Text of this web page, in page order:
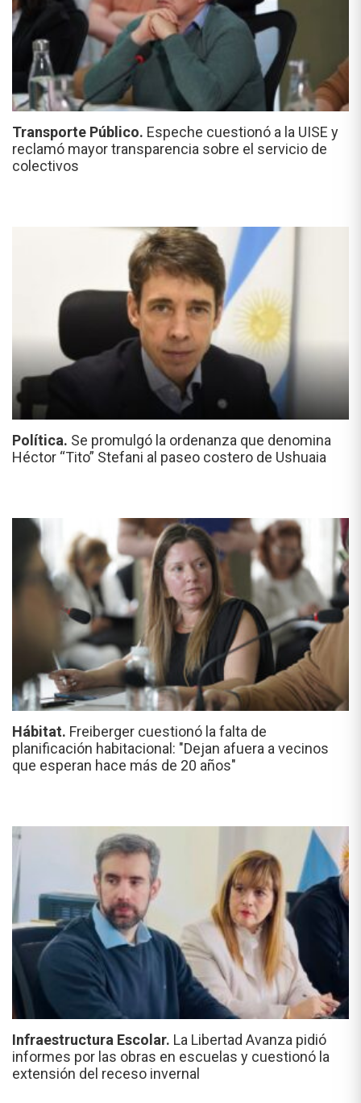
Transporte Público. Espeche cuestionó a la UISE y
reclamó mayor transparencia sobre el servicio de
colectivos
Política. Se promulgó la ordenanza que denomina
Héctor “Tito” Stefani al paseo costero de Ushuaia
Hábitat. Freiberger cuestionó la falta de
planificación habitacional: "Dejan afuera a vecinos
que esperan hace más de 20 años"
Infraestructura Escolar. La Libertad Avanza pidió
informes por las obras en escuelas y cuestionó la
extensión del receso invernal